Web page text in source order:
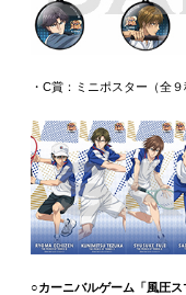
・C賞：ミニポスター（全
○カーニバルゲーム「風圧ス